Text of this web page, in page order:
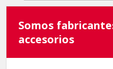
Somos
accesorios